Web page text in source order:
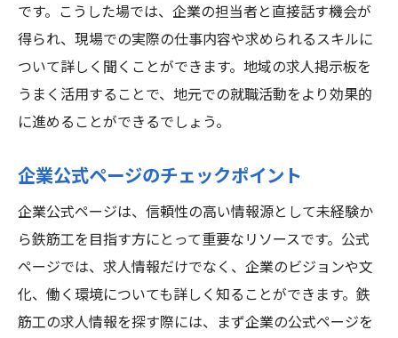
です。こうした場では、企業の担当者と直接話す機会が
得られ、現場での実際の仕事内容や求められるスキルに
ついて詳しく聞くことができます。地域の求人掲示板を
うまく活用することで、地元での就職活動をより効果的
に進めることができるでしょう。
企業公式ページのチェックポイント
企業公式ページは、信頼性の高い情報源として未経験か
ら鉄筋工を目指す方にとって重要なリソースです。公式
ページでは、求人情報だけでなく、企業のビジョンや文
化、働く環境についても詳しく知ることができます。鉄
筋工の求人情報を探す際には、まず企業の公式ページを